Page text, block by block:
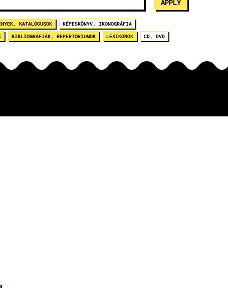
KATALÓGUSOK KÉPESKÖNYV, IKONOGRÁFIA
BIBLIOGRÁFIÁK, REPERTÓRIUMOK LEXIKONOK CD, DVD